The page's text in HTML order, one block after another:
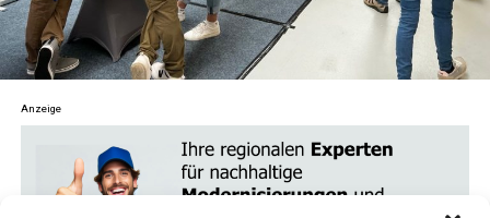
Astro­lo­gie: Erkun­de die tie­fe­re Bedeu­tung der
Ster­ne und Pla­ne­ten und wie sie dein Leben
beein­flus­sen. Ler­ne, dein Geburts­ho­ro­skop zu
Chan­cen zu erkennen.
Anzeige